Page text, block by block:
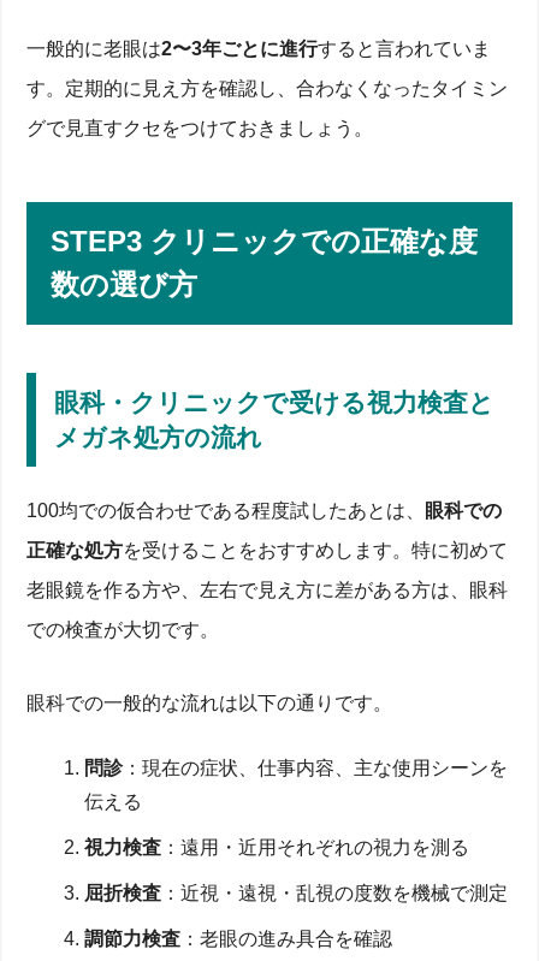
一般的に老眼は2〜3年ごとに進行すると言われていま
す。定期的に見え方を確認し、合わなくなったタイミン
グで見直すクセをつけておきましょう。
STEP3 クリニックでの正確な度
数の選び方
眼科・クリニックで受ける視力検査と
メガネ処方の流れ
100均での仮合わせである程度試したあとは、 眼科での
正確な処方を受けることをおすすめします。特に初めて
老眼鏡を作る方や、左右で見え方に差がある方は、眼科
での検査が大切です。
眼科での一般的な流れは以下の通りです。
問診：現在の症状、仕事内容、主な使用シーンを
伝える
視力検査 ：遠用・近用それぞれの視力を測る
屈折検査 ：近視・遠視・乱視の度数を機械で測定
調節力検査 ：老眼の進み具合を確認